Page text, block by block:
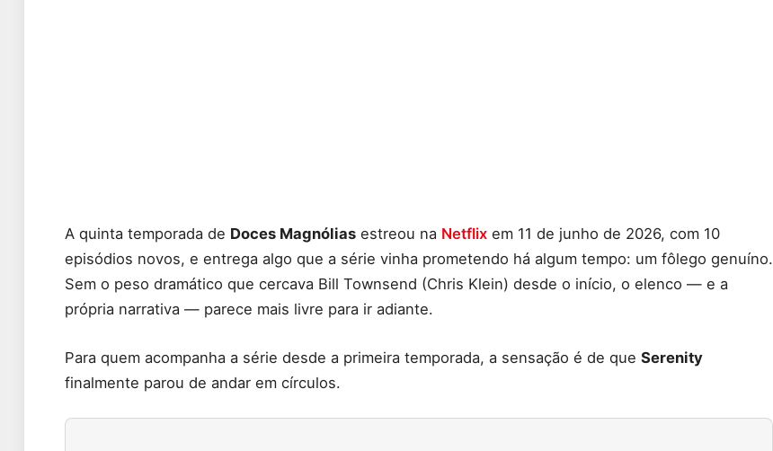
A quinta temporada de Doces Magnólias estreou na Netflix em 11 de junho de 2026, com 10
episódios novos, e entrega algo que a série vinha prometendo há algum tempo: um fôlego genuíno.
Sem o peso dramático que cercava Bill Townsend (Chris Klein) desde o início, o elenco — e a
própria narrativa — parece mais livre para ir adiante.
Para quem acompanha a série desde a primeira temporada, a sensação é de que Serenity
finalmente parou de andar em círculos.